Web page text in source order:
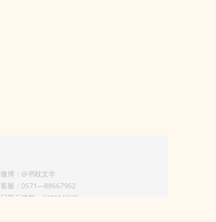
微博：@书耽文学
客服：0571—88667962
问题反馈群：630611933